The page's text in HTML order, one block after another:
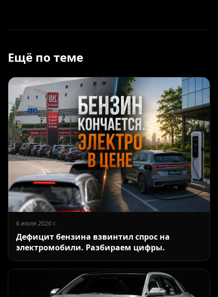
Ещё по теме
6 июля 2026 г.
Дефицит бензина взвинтил спрос на
электромобили. Разбираем цифры.